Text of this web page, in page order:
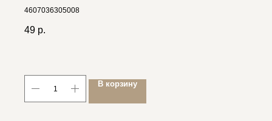
4607036305008
49 р.
В корзину